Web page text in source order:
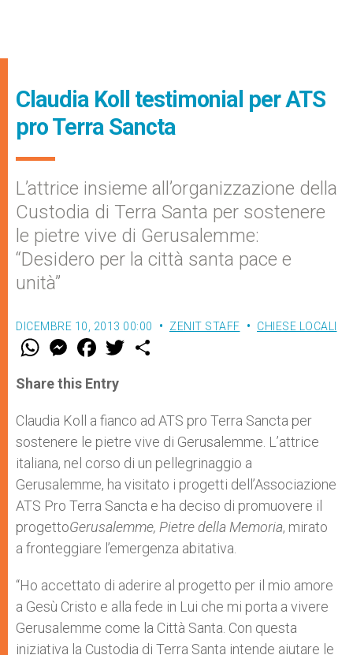
Claudia Koll testimonial per ATS
pro Terra Sancta
L’attrice insieme all’organizzazione della
Custodia di Terra Santa per sostenere
le pietre vive di Gerusalemme:
“Desidero per la città santa pace e
unità”
DICEMBRE 10, 2013 00:00 ZENIT STAFF CHIESE LOCALI
W
t
s
p
p
M
e
s
e
g
e
r
F
a
e
b
o
k
w
r
Share this Entry
Claudia Koll a fianco ad ATS pro Terra Sancta per
sostenere le pietre vive di Gerusalemme. L’attrice
italiana, nel corso di un pellegrinaggio a
Gerusalemme, ha visitato i progetti dell’Associazione
ATS Pro Terra Sancta e ha deciso di promuovere il
progettoGerusalemme, Pietre della Memoria, mirato
a fronteggiare l’emergenza abitativa.
“Ho accettato di aderire al progetto per il mio amore
a Gesù Cristo e alla fede in Lui che mi porta a vivere
Gerusalemme come la Città Santa. Con questa
iniziativa la Custodia di Terra Santa intende aiutare le